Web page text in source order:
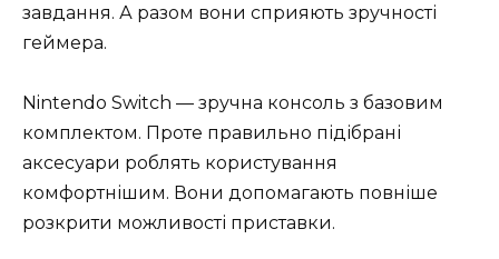
завдання. А разом вони сприяють зручності
геймера.
Nintendo Switch — зручна консоль з базовим
комплектом. Проте правильно підібрані
аксесуари роблять користування
комфортнішим. Вони допомагають повніше
розкрити можливості приставки.